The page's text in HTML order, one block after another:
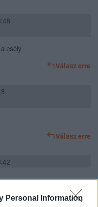
Personal Information
esély
Válasz erre
Válasz erre
a lufinál , jöhet 45 alá